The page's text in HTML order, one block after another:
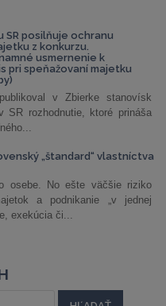
SR posilňuje ochranu
z konkurzu.
usmernenie k
pri speňažovaní majetku
v Zbierke stanovísk
SR rozhodnutie, ktoré prináša
„štandard“ vlastníctva
osebe. No ešte väčšie riziko
a podnikanie „v jednej
exekúcia či...